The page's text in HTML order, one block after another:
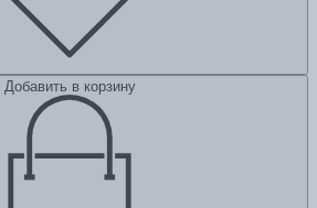
Добавить в корзину